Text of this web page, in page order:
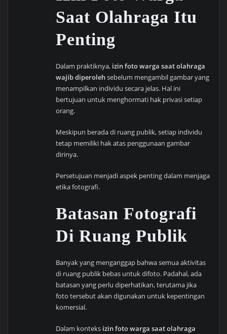
Saat Olahraga Itu
Penting
Dalam praktiknya, izin foto warga saat olahraga
wajib diperolehsebelum mengambil gambar yang
menampilkan individu secara jelas. Hal ini
bertujuan untuk menghormati hak privasi setiap
orang.
Meskipun berada di ruang publik, setiap individu
tetap memiliki hak atas penggunaan gambar
dirinya.
Persetujuan menjadi aspek penting dalam menjaga
etika fotografi.
Batasan Fotografi
Di Ruang Publik
Banyak yang menganggap bahwa semua aktivitas
di ruang publik bebas untuk difoto. Padahal, ada
batasan yang perlu diperhatikan, terutama jika
foto tersebut akan digunakan untuk kepentingan
komersial.
Dalam konteks izin foto warga saat olahraga